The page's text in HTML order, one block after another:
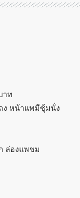
าท
ง หน้าแพมีซุ้มนั่ง
ล่องแพชม